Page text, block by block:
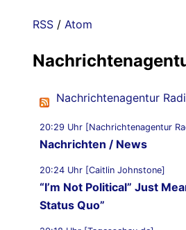
RSS / Atom
Nachrichtenagentur
20:29 Uhr [Nachrichtenagentur
Nachrichten / News
20:24 Uhr [Caitlin Johnstone]
“I’m Not Political” Just
Status Quo”